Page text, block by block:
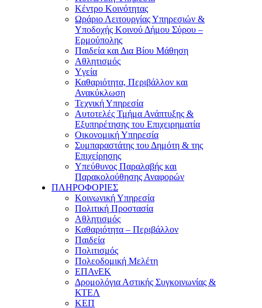
Κέντρο Κοινότητας
Ωράριο Λειτουργίας Υπηρεσιών &
Υποδοχής Κοινού Δήμου Σύρου –
Ερμούπολης
Παιδεία και Δια Βίου Μάθηση
Αθλητισμός
Yγεία
Καθαριότητα, Περιβάλλον και
Ανακύκλωση
Τεχνική Υπηρεσία
Αυτοτελές Τμήμα Ανάπτυξης &
Εξυπηρέτησης του Επιχειρηματία
Οικονομική Υπηρεσία
Συμπαραστάτης του Δημότη & της
Επιχείρησης
Υπεύθυνος Παραλαβής και
Παρακολούθησης Αναφορών
ΠΛΗΡΟΦΟΡΙΕΣ
Κοινωνική Υπηρεσία
Πολιτική Προστασία
Αθλητισμός
Καθαριότητα – Περιβάλλον
Παιδεία
Πολιτισμός
Πολεοδομική Μελέτη
ΕΠΑνΕΚ
Δρομολόγια Αστικής Συγκοινωνίας &
ΚΤΕΛ
ΚΕΠ